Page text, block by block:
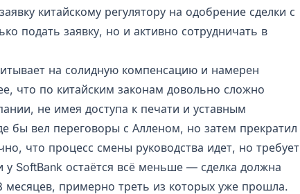
китайскому регулятору на одобрение сделки с
подать заявку, но и активно сотрудничать в
на солидную компенсацию и намерен
что по китайским законам довольно сложно
не имея доступа к печати и уставным
бы вел переговоры с Алленом, но затем прекратил
что процесс смены руководства идет, но требует
SoftBank остаётся всё меньше — сделка должна
месяцев, примерно треть из которых уже прошла.